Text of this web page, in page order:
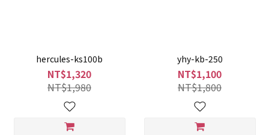
hercules-ks100b
NT$1,320
NT$1,980
yhy-kb-250
NT$1,100
NT$1,800